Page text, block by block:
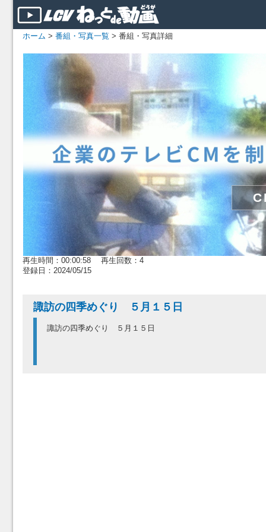
ホーム > 番組・写真一覧 > 番組・写真詳細
再生時間：00:00:58 再生回数：4
登録日：2024/05/15
諏訪の四季めぐり ５月１５日
諏訪の四季めぐり ５月１５日